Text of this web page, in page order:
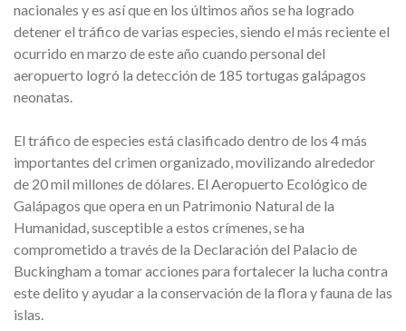
nacionales y es así que en los últimos años se ha logrado
detener el tráfico de varias especies, siendo el más reciente el
ocurrido en marzo de este año cuando personal del
aeropuerto logró la detección de 185 tortugas galápagos
neonatas.
El tráfico de especies está clasificado dentro de los 4 más
importantes del crimen organizado, movilizando alrededor
de 20 mil millones de dólares. El Aeropuerto Ecológico de
Galápagos que opera en un Patrimonio Natural de la
Humanidad, susceptible a estos crímenes, se ha
comprometido a través de la Declaración del Palacio de
Buckingham a tomar acciones para fortalecer la lucha contra
este delito y ayudar a la conservación de la flora y fauna de las
islas.